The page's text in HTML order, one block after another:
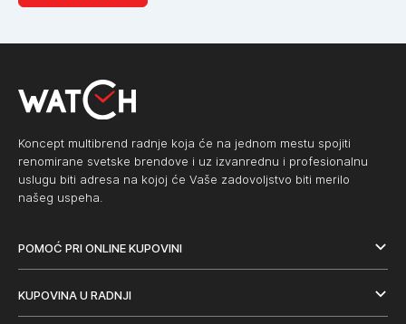
Koncept multibrend radnje koja će na jednom mestu spojiti
renomirane svetske brendove i uz izvanrednu i profesionalnu
uslugu biti adresa na kojoj će Vaše zadovoljstvo biti merilo
našeg uspeha.
POMOĆ PRI ONLINE KUPOVINI
KUPOVINA U RADNJI